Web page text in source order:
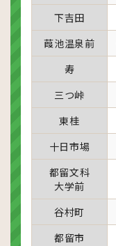
下吉田
葭池温泉前
寿
三つ峠
東桂
十日市場
都留文科
大学前
谷村町
都留市